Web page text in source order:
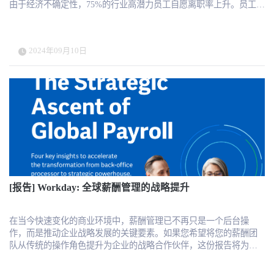
由于经济不确定性，75%的行业高潜力员工自愿离职率上升。员工对
求。雇主提高了经验要求，并且这种趋势预计在未来12个月将持
续。 报告还发现，内部分流和员工流动性是留住人才的重要手段，
然而目前大部分行业的内部招聘比例有所下降。此外，弹性工作计
划（如Workday的“几乎可在任何地方工作”计划）提高了员工幸福感
和生产力。报告建议通过更好地理解员工需求，提供有意义的工作
及灵活的工作环境，来重建雇主与员工之间的信任关系。 更多请关
注HRTech，为你带来全球最新HR科技资讯。
2024年09月10日
[报告] Workday: 全球薪酬管理的战略提升
在当今快速变化的商业环境中，薪酬管理已不再只是一个后台操
作，而是推动企业战略发展的关键要素。如果您希望将您的薪酬团
队从传统的操作角色提升为企业的战略合作伙伴，这份报告将为您